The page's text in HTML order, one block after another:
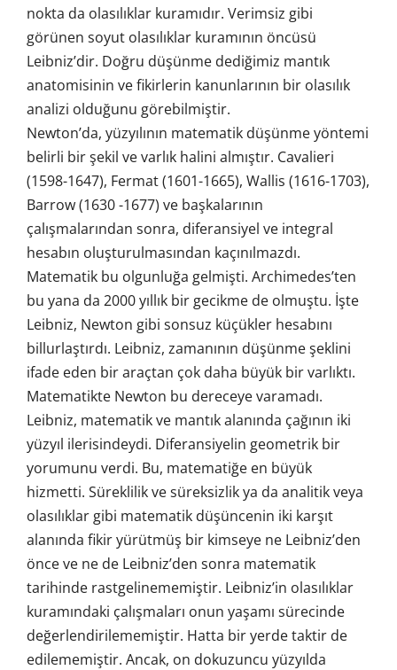
nokta da olasılıklar kuramıdır. Verimsiz gibi
görünen soyut olasılıklar kuramının öncüsü
Leibniz’dir. Doğru düşünme dediğimiz mantık
anatomisinin ve fikirlerin kanunlarının bir olasılık
analizi olduğunu görebilmiştir.
Newton’da, yüzyılının matematik düşünme yöntemi
belirli bir şekil ve varlık halini almıştır. Cavalieri
(1598-1647), Fermat (1601-1665), Wallis (1616-1703),
Barrow (1630 -1677) ve başkalarının
çalışmalarından sonra, diferansiyel ve integral
hesabın oluşturulmasından kaçınılmazdı.
Matematik bu olgunluğa gelmişti. Archimedes’ten
bu yana da 2000 yıllık bir gecikme de olmuştu. İşte
Leibniz, Newton gibi sonsuz küçükler hesabını
billurlaştırdı. Leibniz, zamanının düşünme şeklini
ifade eden bir araçtan çok daha büyük bir varlıktı.
Matematikte Newton bu dereceye varamadı.
Leibniz, matematik ve mantık alanında çağının iki
yüzyıl ilerisindeydi. Diferansiyelin geometrik bir
yorumunu verdi. Bu, matematiğe en büyük
hizmetti. Süreklilik ve süreksizlik ya da analitik veya
olasılıklar gibi matematik düşüncenin iki karşıt
alanında fikir yürütmüş bir kimseye ne Leibniz’den
önce ve ne de Leibniz’den sonra matematik
tarihinde rastgelinememiştir. Leibniz’in olasılıklar
kuramındaki çalışmaları onun yaşamı sürecinde
değerlendirilememiştir. Hatta bir yerde taktir de
edilememiştir. Ancak, on dokuzuncu yüzyılda